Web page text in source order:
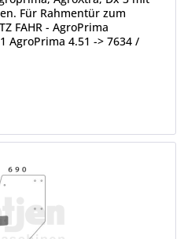
Für Rahmentür zum
FAHR - AgroPrima
AgroPrima 4.51 -> 7634 /